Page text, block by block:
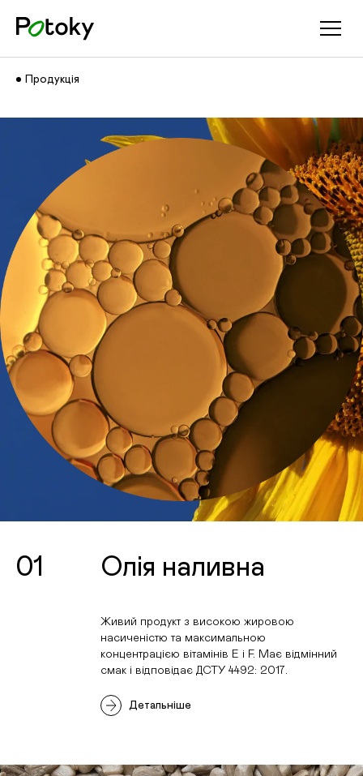
Продукція
01 Олія наливна
Живий продукт з високою жировою
насиченістю та максимальною
концентрацією вітамінів E і F. Має відмінний
смак і відповідає ДСТУ 4492: 2017.
Детальніше